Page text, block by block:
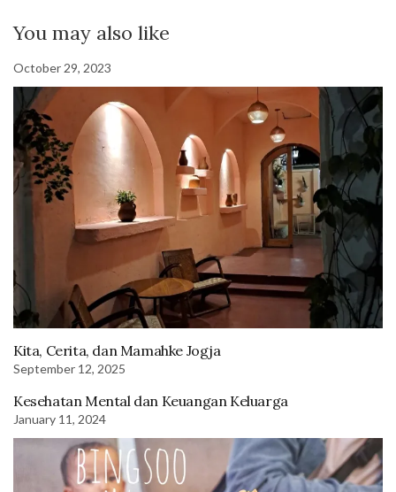
You may also like
October 29, 2023
Kita, Cerita, dan Mamahke Jogja
September 12, 2025
Kesehatan Mental dan Keuangan Keluarga
January 11, 2024